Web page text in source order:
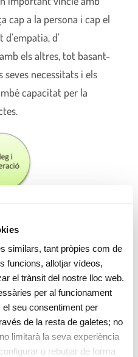
similars, tant pròpies com de
funcions, allotjar vídeos,
el trànsit del nostre lloc web.
per al funcionament
el seu consentiment per
de la resta de galetes; no
limitarà la seva experiència
o rebutjar de forma
cap a la persona i cap el
d’
els altres, tot basant-
seves necessitats i els
capacitat per la